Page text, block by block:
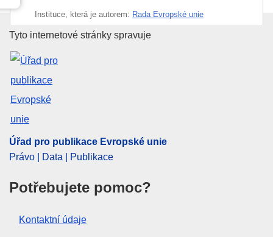
Instituce, která je autorem: Rada Evropské unie
Téma: bezpečnost při práci , Estonsko
poslanců
CELEX : 32025D02438
ELI :
IMMC : ST 7459 2025 INIT
Zobrazit všechny části této série
Úřad pro publikace Evropské
Tyto internetové stránky spravuje
Úřad pro publikace Evropské unie
Právo | Data | Publikace
Potřebujete pomoc?
Kontaktní údaje